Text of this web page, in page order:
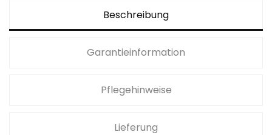
Beschreibung
Garantieinformation
Pflegehinweise
Lieferung